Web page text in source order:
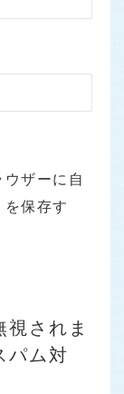
ザーに自
保存す
視されま
パム対